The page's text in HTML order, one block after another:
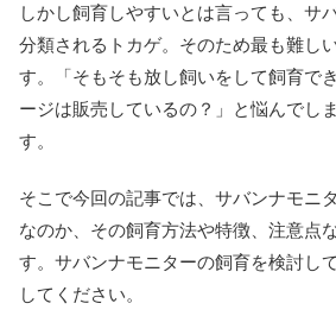
しかし飼育しやすいとは言っても、サ
分類されるトカゲ。そのため最も難し
す。「そもそも放し飼いをして飼育で
ージは販売しているの？」と悩んでし
す。
そこで今回の記事では、サバンナモニ
なのか、その飼育方法や特徴、注意点
す。サバンナモニターの飼育を検討し
してください。